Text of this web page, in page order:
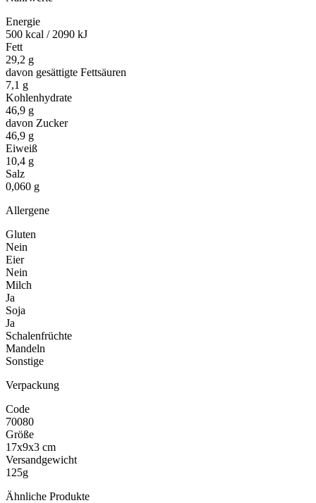
Energie
500 kcal / 2090 kJ
Fett
29,2 g
davon gesättigte Fettsäuren
7,1 g
Kohlenhydrate
46,9 g
davon Zucker
46,9 g
Eiweiß
10,4 g
Salz
0,060 g
Allergene
Gluten
Nein
Eier
Nein
Milch
Ja
Soja
Ja
Schalenfrüchte
Mandeln
Sonstige
Verpackung
Code
70080
Größe
17x9x3 cm
Versandgewicht
125g
Ähnliche Produkte